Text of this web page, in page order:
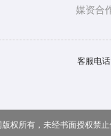
媒资合
客服电
版权所有，未经书面授权